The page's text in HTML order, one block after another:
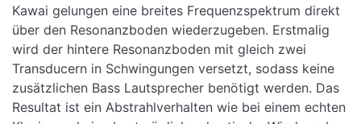
Kawai gelungen eine breites Frequenzspektrum direkt
über den Resonanzboden wiederzugeben. Erstmalig
wird der hintere Resonanzboden mit gleich zwei
Transducern in Schwingungen versetzt, sodass keine
zusätzlichen Bass Lautsprecher benötigt werden. Das
Resultat ist ein Abstrahlverhalten wie bei einem echten